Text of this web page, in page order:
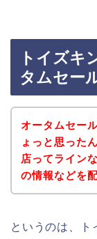
トイズキ
タムセー
オータムセー
ょっと思った
店ってライン
の情報などを
というのは、ト